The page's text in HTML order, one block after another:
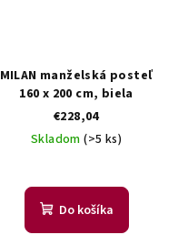
MILAN manželská posteľ
160 x 200 cm, biela
€228,04
Skladom(>5 ks)
Do košíka